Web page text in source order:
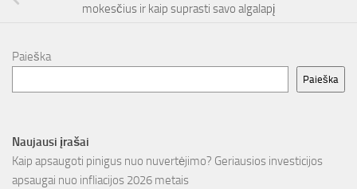
mokesčius ir kaip suprasti savo algalapį
Paieška
Paieška
Naujausi įrašai
Kaip apsaugoti pinigus nuo nuvertėjimo? Geriausios investicijos
apsaugai nuo infliacijos 2026 metais